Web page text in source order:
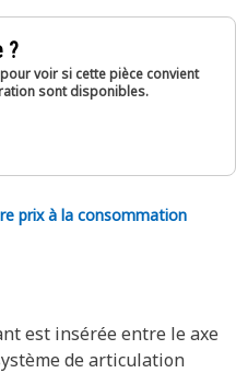
?
voir si cette pièce convient
sont disponibles.
prix à la consommation
est insérée entre le axe
de articulation